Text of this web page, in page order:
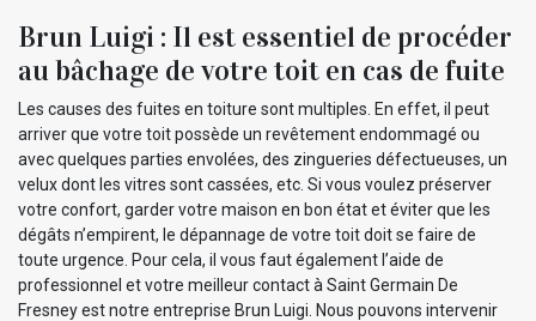
Brun Luigi : Il est essentiel de procéder
au bâchage de votre toit en cas de fuite
Les causes des fuites en toiture sont multiples. En effet, il peut
arriver que votre toit possède un revêtement endommagé ou
avec quelques parties envolées, des zingueries défectueuses, un
velux dont les vitres sont cassées, etc. Si vous voulez préserver
votre confort, garder votre maison en bon état et éviter que les
dégâts n’empirent, le dépannage de votre toit doit se faire de
toute urgence. Pour cela, il vous faut également l’aide de
professionnel et votre meilleur contact à Saint Germain De
Fresney est notre entreprise Brun Luigi. Nous pouvons intervenir